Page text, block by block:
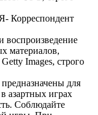
Корреспондент
воспроизведение
материалов,
Images, строго
для
азартных играх
Соблюдайте